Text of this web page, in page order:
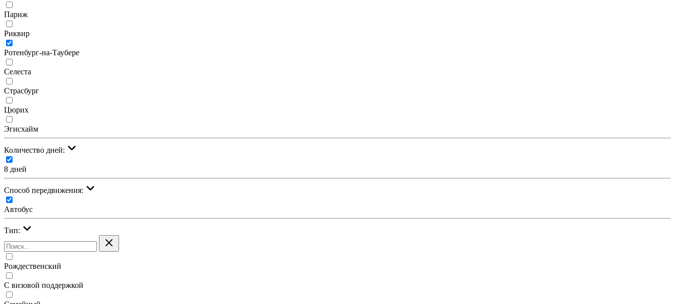
Париж
Риквир
Ротенбург-на-Таубере
Селеста
Страсбург
Цюрих
Эгисхайм
Количество дней:
8 дней
Cпособ передвижения:
Автобус
Тип:
Рождественский
С визовой поддержкой